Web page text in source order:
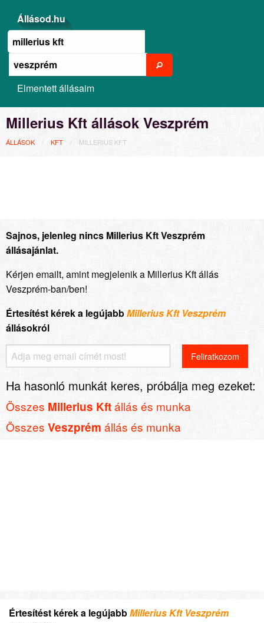
Állásod.hu
Elmentett állásaim
Millerius Kft állások Veszprém
ÁLLÁSOK KFT MILLERIUS KFT
Sajnos, jelenleg nincs Millerius Kft Veszprém
állásajánlat.
Kérjen emailt, amint megjelenik a Millerius Kft állás
Veszprém-ban/ben!
Értesítést kérek a legújabbMillerius Kft Veszprém
állásokról
Ha hasonló munkát keres, próbálja meg ezeket:
Összes Millerius Kftállás és munka
Összes Veszprém állás és munka
Értesítést kérek a legújabbMillerius Kft Veszprém